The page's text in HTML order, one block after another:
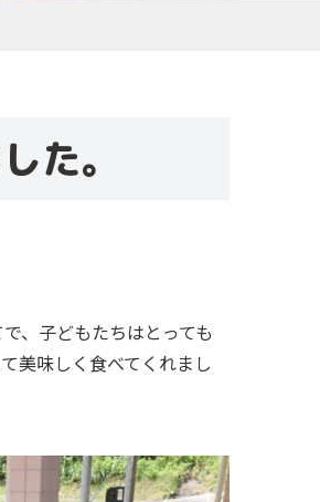
た。
、子どもたちはとっても
美味しく食べてくれまし